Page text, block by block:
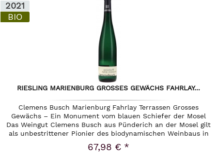
2021
BIO
RIESLING MARIENBURG GROSSES GEWÄCHS FAHRLAY...
Clemens Busch Marienburg Fahrlay Terrassen Grosses
Gewächs – Ein Monument vom blauen Schiefer der Mosel
Das Weingut Clemens Busch aus Pünderich an der Mosel gilt
als unbestrittener Pionier des biodynamischen Weinbaus in
dieser...
67,98 € *